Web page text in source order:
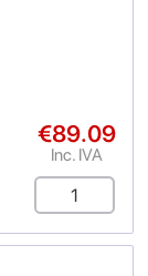
€89.09
Inc. IVA